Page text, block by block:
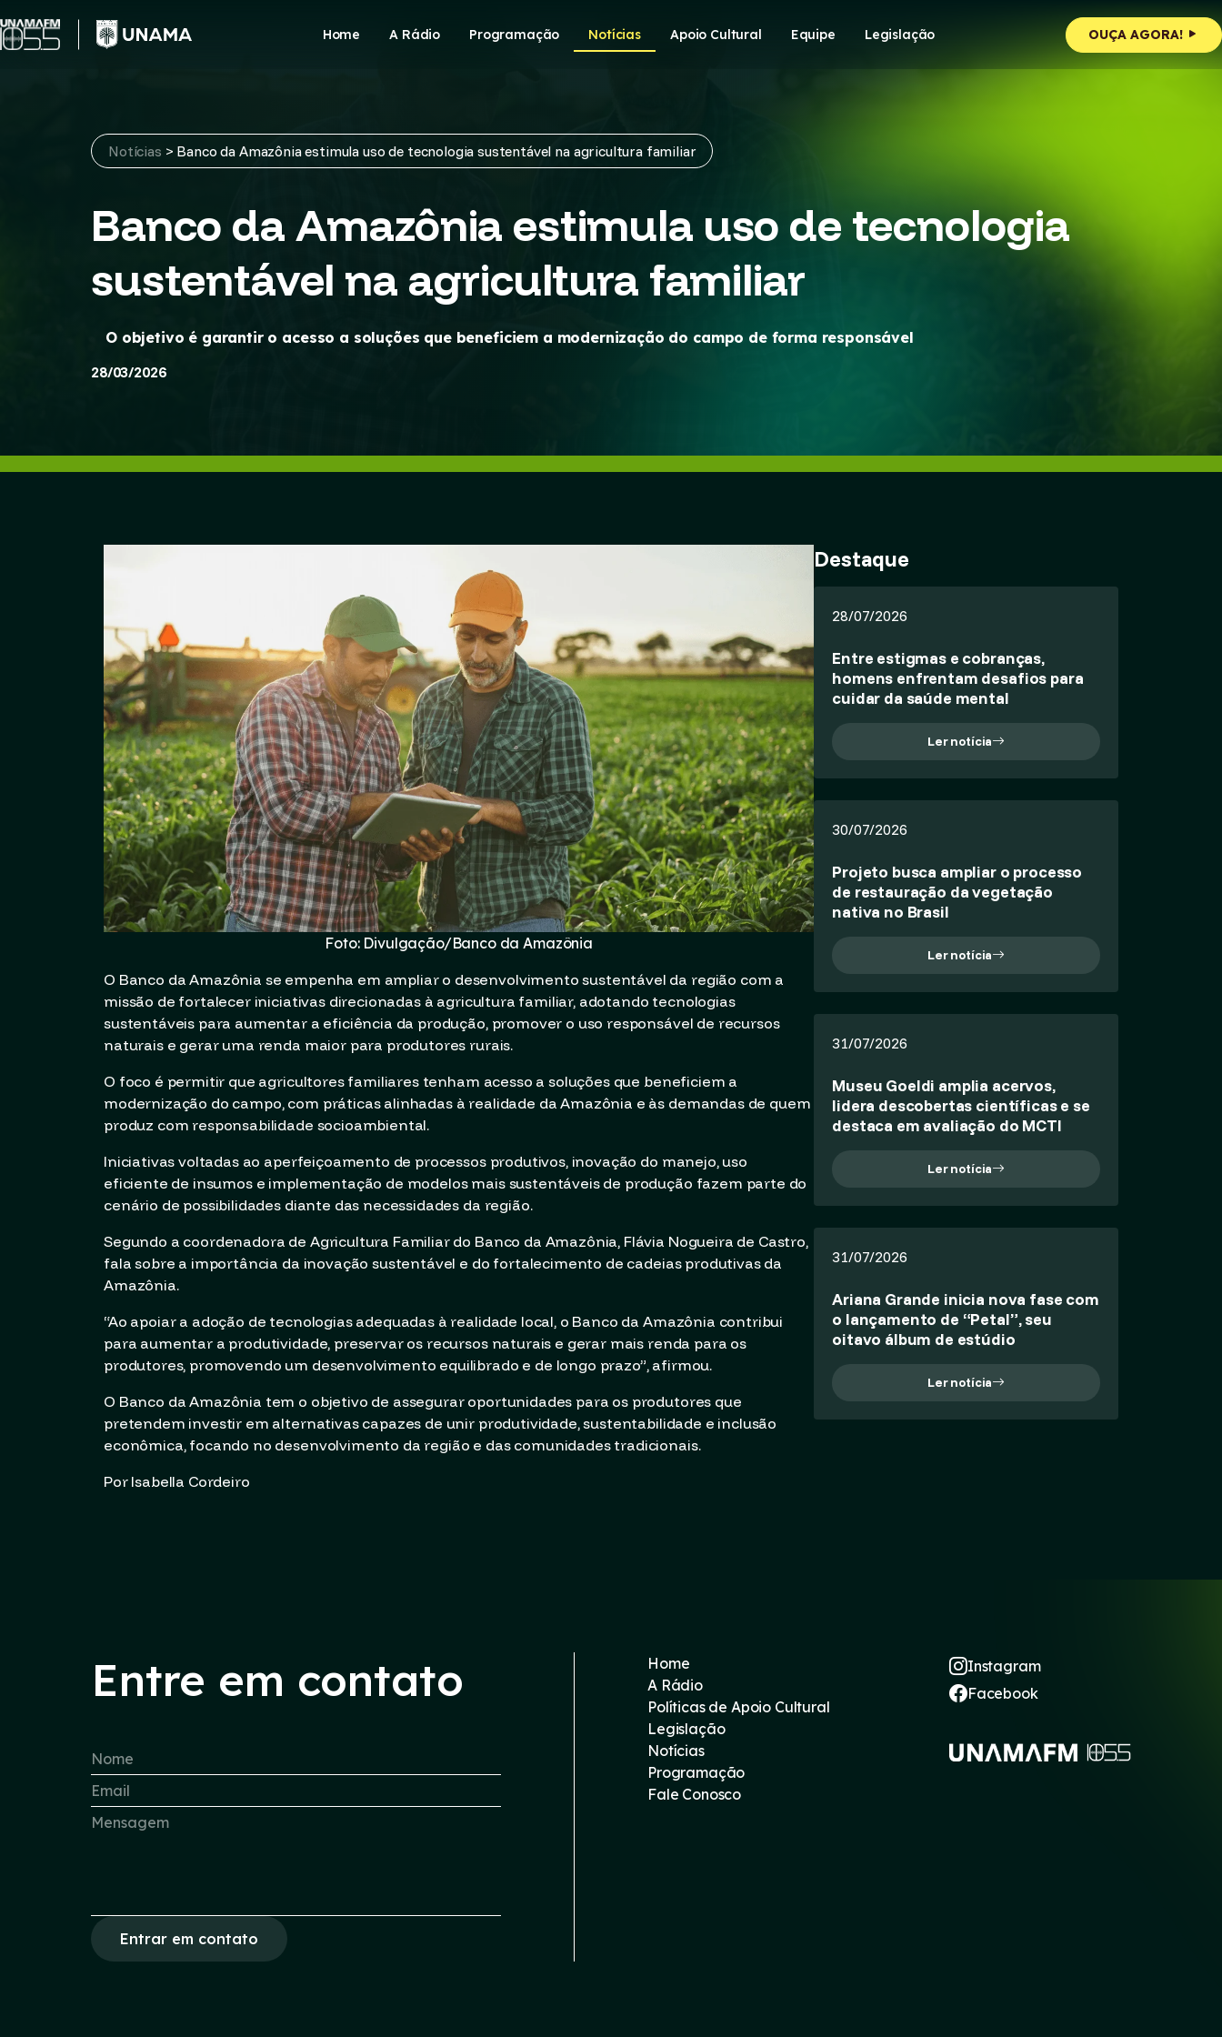
to
content
Home A Rádio Programação Notícias Apoio Cultural Equipe Legislação OUÇA AGORA!
Notícias > Banco da Amazônia estimula uso de tecnologia sustentável na agricultura familiar
Banco da Amazônia estimula uso de tecnologia
sustentável na agricultura familiar
O objetivo é garantir o acesso a soluções que beneficiem a modernização do campo de forma responsável
28/03/2026
Foto: Divulgação/Banco da Amazônia
O Banco da Amazônia se empenha em ampliar o desenvolvimento sustentável da região com a
missão de fortalecer iniciativas direcionadas à agricultura familiar, adotando tecnologias
sustentáveis para aumentar a eficiência da produção, promover o uso responsável de recursos
naturais e gerar uma renda maior para produtores rurais.
O foco é permitir que agricultores familiares tenham acesso a soluções que beneficiem a
modernização do campo, com práticas alinhadas à realidade da Amazônia e às demandas de quem
produz com responsabilidade socioambiental.
Iniciativas voltadas ao aperfeiçoamento de processos produtivos, inovação do manejo, uso
eficiente de insumos e implementação de modelos mais sustentáveis de produção fazem parte do
cenário de possibilidades diante das necessidades da região.
Segundo a coordenadora de Agricultura Familiar do Banco da Amazônia, Flávia Nogueira de Castro,
fala sobre a importância da inovação sustentável e do fortalecimento de cadeias produtivas da
Amazônia.
“Ao apoiar a adoção de tecnologias adequadas à realidade local, o Banco da Amazônia contribui
para aumentar a produtividade, preservar os recursos naturais e gerar mais renda para os
produtores, promovendo um desenvolvimento equilibrado e de longo prazo”, afirmou.
O Banco da Amazônia tem o objetivo de assegurar oportunidades para os produtores que
pretendem investir em alternativas capazes de unir produtividade, sustentabilidade e inclusão
econômica, focando no desenvolvimento da região e das comunidades tradicionais.
Por Isabella Cordeiro
Destaque
28/07/2026
Entre estigmas e cobranças,
homens enfrentam desafios para
cuidar da saúde mental
Ler notícia
30/07/2026
Projeto busca ampliar o processo
de restauração da vegetação
nativa no Brasil
Ler notícia
31/07/2026
Museu Goeldi amplia acervos,
lidera descobertas científicas e se
destaca em avaliação do MCTI
Ler notícia
31/07/2026
Ariana Grande inicia nova fase com
o lançamento de “Petal”, seu
oitavo álbum de estúdio
Ler notícia
Entre em contato
Entrar em contato
Home
A Rádio
Políticas de Apoio Cultural
Legislação
Notícias
Programação
Fale Conosco
Instagram
Facebook